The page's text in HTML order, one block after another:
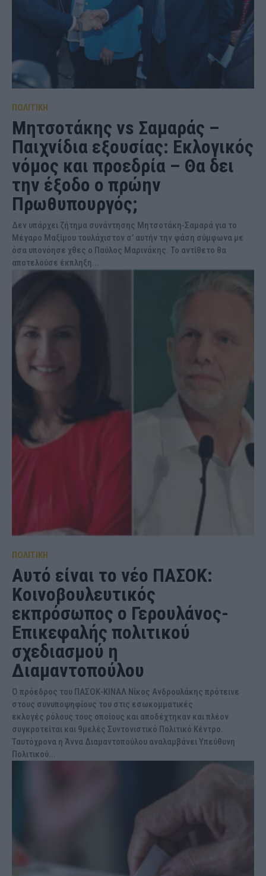
ΠΟΛΙΤΙΚΗ
Μητσοτάκης vs Σαμαράς –
Παιχνίδια εξουσίας: Εκλογικός
νόμος και προεδρία – Θα δει
την έξοδο ο πρώην
Πρωθυπουργός;
Δεν υπάρχει ζήτημα συνάντησης Μητσοτάκη-Σαμαρά για το
Μέγαρο Μαξίμου τουλάχιστον σ’ αυτήν την φάση σύμφωνα με
όσα υπονόησε χθες ο Παύλος Μαρινάκης. Το αντίθετο θα
αποτελούσε έκπληξη...
ΠΟΛΙΤΙΚΗ
Αυτό είναι το νέο ΠΑΣΟΚ:
Κοινοβουλευτικός
εκπρόσωπος ο Γερουλάνος-
Επικεφαλής πολιτικού
σχεδιασμού η
Διαμαντοπούλου
Ο πρόεδρος του ΠΑΣΟΚ-ΚΙΝΑΛ Νίκος Ανδρουλάκης πρότεινε
στους συνυποψηφίους του στις εσωκομματικές
εκλογές ρόλους τους οποίους και αποδέχτηκαν και πλέον
συγκροτείται και 9μελές Συντονιστικό Πολιτικό Κέντρο.
Ταυτόχρονα η Άννα Διαμαντοπούλου αναλαμβάνει Υπεύθυνη
Πολιτικού...